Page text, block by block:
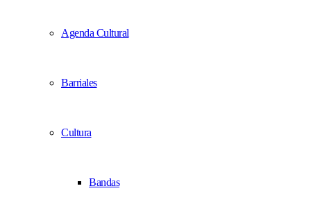
Agenda Cultural
Barriales
Cultura
Bandas